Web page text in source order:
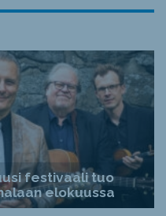
festivaali tuo
elokuussa